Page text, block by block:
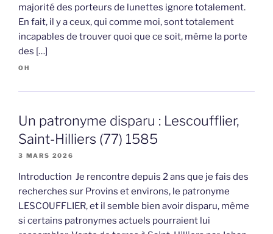
majorité des porteurs de lunettes ignore totalement.
En fait, il y a ceux, qui comme moi, sont totalement
incapables de trouver quoi que ce soit, même la porte
des […]
OH
Un patronyme disparu : Lescoufflier,
Saint-Hilliers (77) 1585
3 MARS 2026
Introduction Je rencontre depuis 2 ans que je fais des
recherches sur Provins et environs, le patronyme
LESCOUFFLIER, et il semble bien avoir disparu, même
si certains patronymes actuels pourraient lui